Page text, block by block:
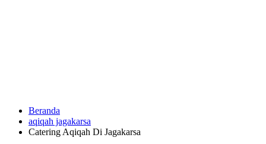
HUBUNGI
KAMI
Beranda
aqiqah jagakarsa
Catering Aqiqah Di Jagakarsa